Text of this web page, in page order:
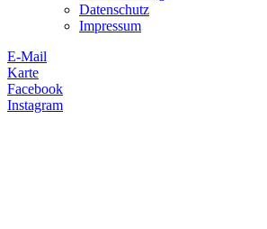
Datenschutz
Impressum
E-Mail
Karte
Facebook
Instagram